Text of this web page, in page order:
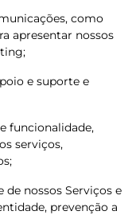
como
apresentar nossos
e suporte e
funcionalidade,
serviços,
de nossos Serviços e
prevenção a